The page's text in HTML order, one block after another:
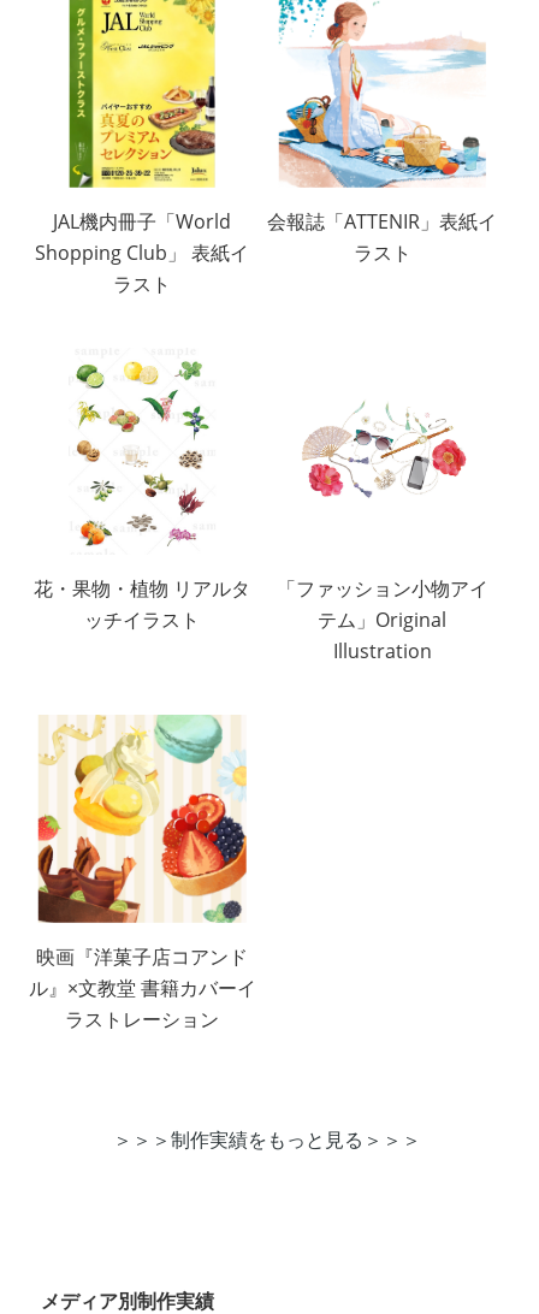
JAL機内冊子「World
Shopping Club」 表紙イ
ラスト
会報誌「ATTENIR」表紙イ
ラスト
花・果物・植物 リアルタ
ッチイラスト
「ファッション小物アイ
テム」Original
Illustration
映画『洋菓子店コアンド
ル』×文教堂 書籍カバーイ
ラストレーション
＞＞＞制作実績をもっと見る＞＞＞
メディア別制作実績